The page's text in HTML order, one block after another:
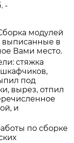
-
модулей
выписанные в
Вами место.
стяжка
под
вырез, отпил
и
по сборке